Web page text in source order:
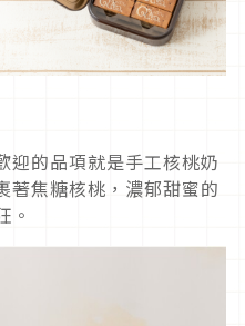
迎的品項就是手工核桃奶
著焦糖核桃，濃郁甜蜜的
。